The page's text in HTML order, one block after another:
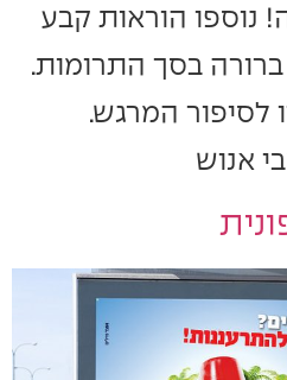
נוספו הוראות קבע
ברורה בסך התרומות.
לסיפור המרגש.
אנוש